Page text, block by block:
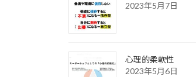
2023年5月7日
心理的柔軟性
2023年5月6日